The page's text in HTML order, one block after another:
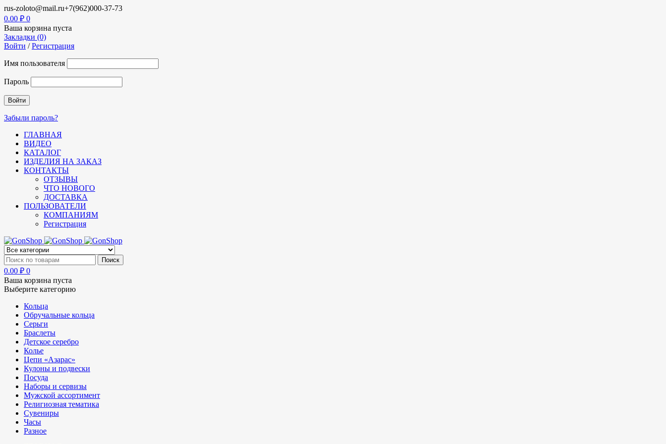
rus-zoloto@mail.ru+7(962)000-37-73
0.00 ₽ 0
Ваша корзина пуста
Закладки (0)
Войти /Регистрация
Имя пользователя
Пароль
Забыли пароль?
ГЛАВНАЯ
ВИДЕО
КАТАЛОГ
ИЗДЕЛИЯ НА ЗАКАЗ
КОНТАКТЫ
ОТЗЫВЫ
ЧТО НОВОГО
ДОСТАВКА
ПОЛЬЗОВАТЕЛИ
КОМПАНИЯМ
Регистрация
0.00 ₽ 0
Ваша корзина пуста
Выберите категорию
Кольца
Обручальные кольца
Серьги
Браслеты
Детское серебро
Колье
Цепи «Азарас»
Кулоны и подвески
Посуда
Наборы и сервизы
Мужской ассортимент
Религиозная тематика
Сувениры
Часы
Разное